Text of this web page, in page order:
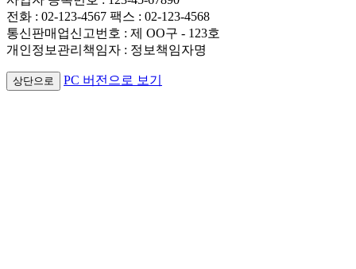
전화 : 02-123-4567 팩스 : 02-123-4568
통신판매업신고번호 : 제 OO구 - 123호
개인정보관리책임자 : 정보책임자명
상단으로 PC 버전으로 보기